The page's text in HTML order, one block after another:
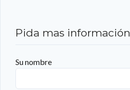
Pida mas información
Su nombre